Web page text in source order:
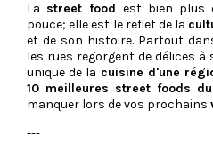
La street food est bien plus
pouce; elle est le reflet de la
et de son histoire. Partout
les rues regorgent de délices
unique de la cuisine d'une
10 meilleures street foods
manquer lors de vos prochains
---